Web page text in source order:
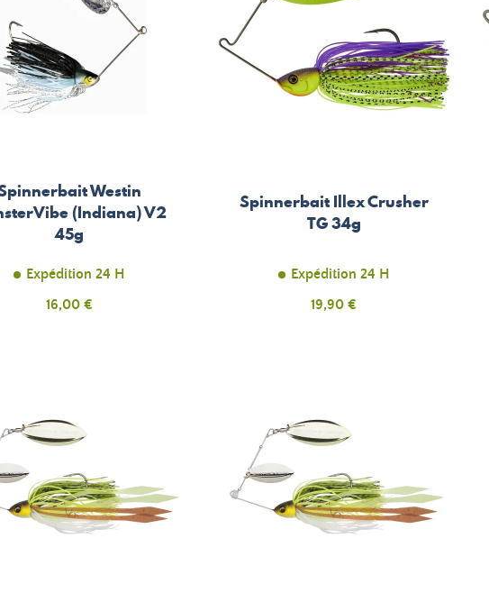
Westin
(Indiana) V2
45g
Expédition 24 H
Prix
16,00 €
Spinnerbait Illex Crusher
TG 34g
Expédition 24 H
Prix
19,90 €